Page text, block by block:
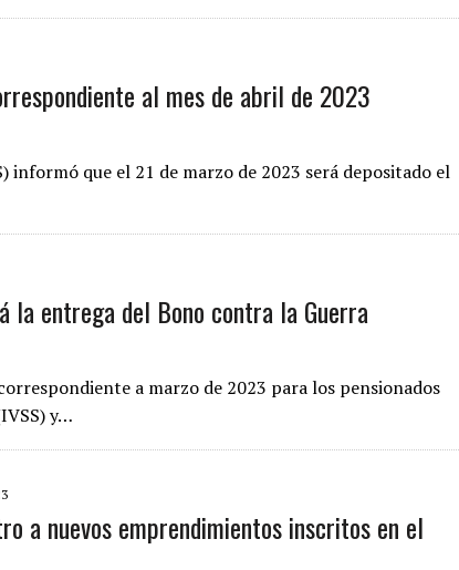
al mes de abril de 2023
informó que el 21 de marzo de 2023 será depositado el
la entrega del Bono contra la Guerra
a marzo de 2023 para los pensionados
y…
a nuevos emprendimientos inscritos en el